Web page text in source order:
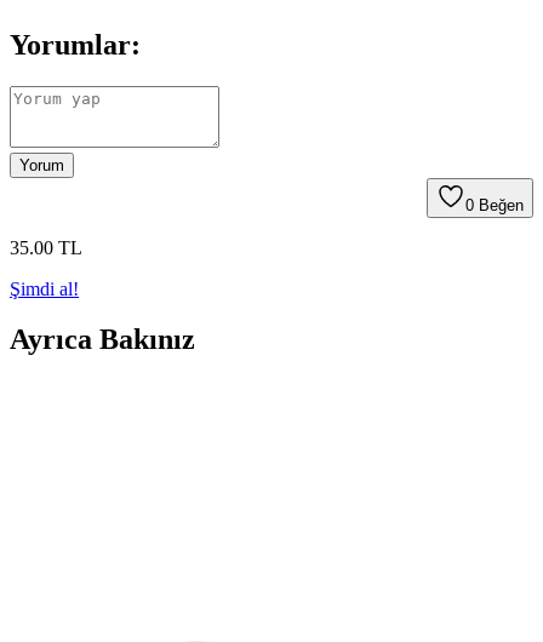
Yorumlar:
Yorum
0 Beğen
35.00 TL
Şimdi al!
Ayrıca Bakınız